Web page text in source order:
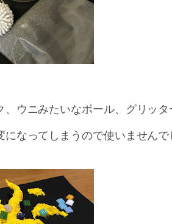
ウニみたいなボール、グリッタ
になってしまうので使いません